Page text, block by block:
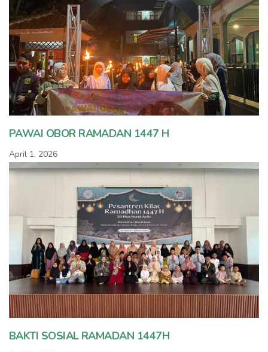
PAWAI OBOR RAMADAN 1447 H
April 1, 2026
BAKTI SOSIAL RAMADAN 1447H